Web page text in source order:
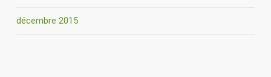
décembre 2015